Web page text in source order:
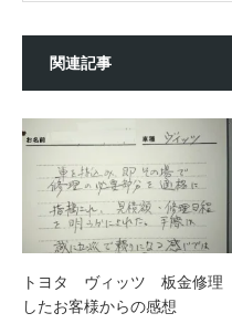
関連記事
トヨタ ヴィッツ 板金修理
したお客様からの感想